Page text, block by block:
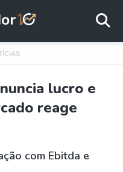
lucro e
reage
com Ebitda e